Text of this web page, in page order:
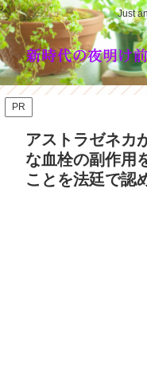
Just
PR
アストラゼネカ
な血栓の副作用
ことを法廷で認